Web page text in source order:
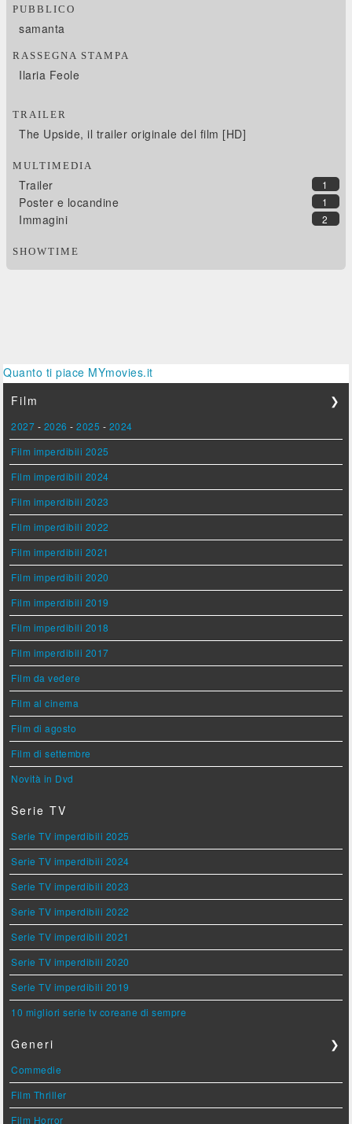
PUBBLICO
samanta
RASSEGNA STAMPA
Ilaria Feole
TRAILER
The Upside, il trailer originale del film [HD]
MULTIMEDIA
1
Trailer
1
Poster e locandine
2
Immagini
SHOWTIME
Quanto ti piace MYmovies.it
Film
❯
2027 - 2026 -2025 - 2024
Film imperdibili 2025
Film imperdibili 2024
Film imperdibili 2023
Film imperdibili 2022
Film imperdibili 2021
Film imperdibili 2020
Film imperdibili 2019
Film imperdibili 2018
Film imperdibili 2017
Film da vedere
Film al cinema
Film di agosto
Film di settembre
Novità in Dvd
Serie TV
Serie TV imperdibili 2025
Serie TV imperdibili 2024
Serie TV imperdibili 2023
Serie TV imperdibili 2022
Serie TV imperdibili 2021
Serie TV imperdibili 2020
Serie TV imperdibili 2019
10 migliori serie tv coreane di sempre
Generi ❯
Commedie
Film Thriller
Film Horror